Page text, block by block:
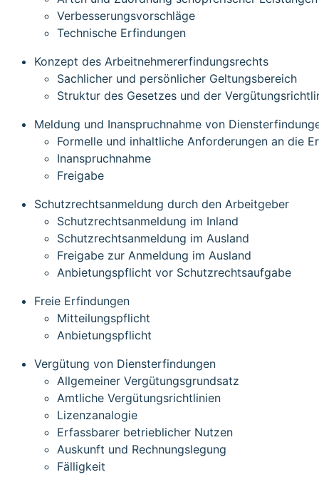
Verbesserungsvorschläge
Technische Erfindungen
Konzept des Arbeitnehmererfindungsrechts
Sachlicher und persönlicher Geltungsbereich
Struktur des Gesetzes und der
Meldung und Inanspruchnahme von
Formelle und inhaltliche Anforderungen an die
Inanspruchnahme
Freigabe
Schutzrechtsanmeldung durch den Arbeitgeber
Schutzrechtsanmeldung im Inland
Schutzrechtsanmeldung im Ausland
Freigabe zur Anmeldung im Ausland
Anbietungspflicht vor Schutzrechtsaufgabe
Freie Erfindungen
Mitteilungspflicht
Anbietungspflicht
Vergütung von Diensterfindungen
Allgemeiner Vergütungsgrundsatz
Amtliche Vergütungsrichtlinien
Lizenzanalogie
Erfassbarer betrieblicher Nutzen
Auskunft und Rechnungslegung
Fälligkeit